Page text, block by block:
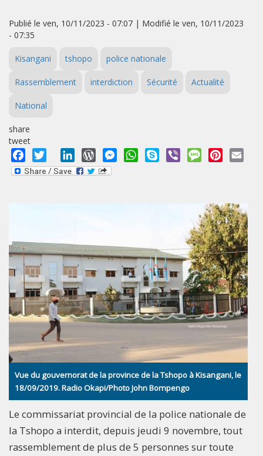
Publié le ven, 10/11/2023 - 07:07 | Modifié le ven, 10/11/2023
- 07:35
Kisangani tshopo police nationale
Rassemblement interdiction Sécurité Actualité
National
share
tweet
Facebook
Twitter LinkedInWordPressMessengerWhatsApp
Skype Viber MessagePinterest
Vue du gouvernorat de la province de la Tshopo à Kisangani, le
18/09/2019. Radio Okapi/Photo John Bompengo
Le commissariat provincial de la police nationale de
la Tshopo a interdit, depuis jeudi 9 novembre, tout
rassemblement de plus de 5 personnes sur toute